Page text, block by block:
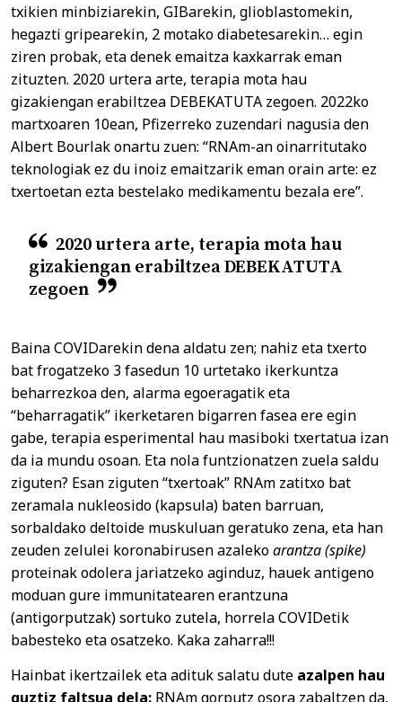
txikien minbiziarekin, GIBarekin, glioblastomekin,
hegazti gripearekin, 2 motako diabetesarekin… egin
ziren probak, eta denek emaitza kaxkarrak eman
zituzten. 2020 urtera arte, terapia mota hau
gizakiengan erabiltzea DEBEKATUTA zegoen. 2022ko
martxoaren 10ean, Pfizerreko zuzendari nagusia den
Albert Bourlak onartu zuen: “RNAm-an oinarritutako
teknologiak ez du inoiz emaitzarik eman orain arte: ez
txertoetan ezta bestelako medikamentu bezala ere”.
2020 urtera arte, terapia mota hau
gizakiengan erabiltzea DEBEKATUTA
zegoen
Baina COVIDarekin dena aldatu zen; nahiz eta txerto
bat frogatzeko 3 fasedun 10 urtetako ikerkuntza
beharrezkoa den, alarma egoeragatik eta
“beharragatik” ikerketaren bigarren fasea ere egin
gabe, terapia esperimental hau masiboki txertatua izan
da ia mundu osoan. Eta nola funtzionatzen zuela saldu
ziguten? Esan ziguten “txertoak” RNAm zatitxo bat
zeramala nukleosido (kapsula) baten barruan,
sorbaldako deltoide muskuluan geratuko zena, eta han
zeuden zelulei koronabirusen azalekoarantza (spike)
proteinak odolera jariatzeko aginduz, hauek antigeno
moduan gure immunitatearen erantzuna
(antigorputzak) sortuko zutela, horrela COVIDetik
babesteko eta osatzeko. Kaka zaharra!!!
Hainbat ikertzailek eta adituk salatu dute azalpen hau
guztiz faltsua dela: RNAm gorputz osora zabaltzen da,